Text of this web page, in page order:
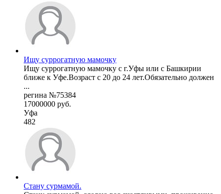
Ищу суррогатную мамочку
Ищу суррогатную мамочку с г.Уфы или с Башкирии
ближе к Уфе.Возраст с 20 до 24 лет.Обязательно должен
...
регина №75384
17000000 руб.
Уфа
482
Стану сурмамой.